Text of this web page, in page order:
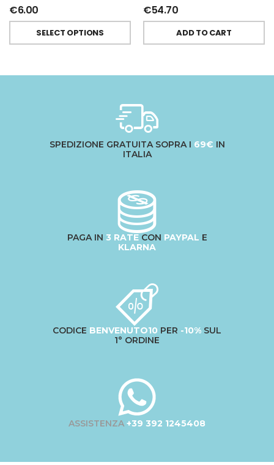
€6.00
SELECT OPTIONS
€54.70
ADD TO CART
SPEDIZIONE GRATUITA SOPRA I 69€ IN
ITALIA
PAGA IN 3 RATECON PAYPAL E
KLARNA
CODICE BENVENUTO10 PER -10% SUL
1° ORDINE
ASSISTENZA +39 392 1245408